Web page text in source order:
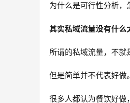
为什么是可行性分析，
其实私域流量没有什么
所谓的私域流量，不就
但是简单并不代表好做。
很多人都认为餐饮好做